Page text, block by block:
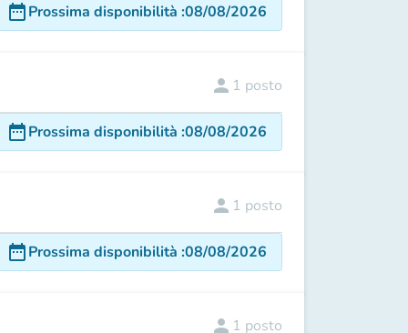
date_rangeProssima disponibilità :08/08/2026
person 1 posto
date_rangeProssima disponibilità :08/08/2026
person 1 posto
date_rangeProssima disponibilità :08/08/2026
person 1 posto